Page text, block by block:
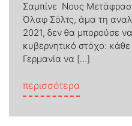
Σαμπίνε Νους
Όλαφ Σόλτς, άμα τη
2021, δεν θα μπορούσε
κυβερνητικό στόχο:
Γερμανία να […]
περισσότερα